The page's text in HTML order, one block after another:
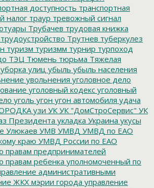
доступность транспортная
налог траур тревожный сигнал
Трубачев трудовая книжка
трудоустройство Трутнев туберкулез
туризм туризмм турнир турпоход
ТЭЦ Тюмень тюрьма Тяжелая
уборка улиц убыль убыль населения
увольнения уголовное дело
уголовный кодекс уголовный
уголь угон угон автомобиля удача
узи УК УК "ДомСтроСервис" УК
Президента укладка Украина укусы
Улюкаев УМВ УМВД УМВД по ЕАО
краю УМВД России по ЕАО
правам предпринимателей
правам ребенка уполномоченный по
административными
ЖКХ мэрии города управление